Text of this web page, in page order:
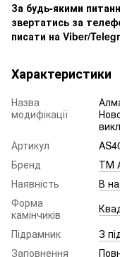
За будь-якими
звертатись за
писати на Viber/
Характеристики
Назва
модифікації
Артикул
Бренд
ТМ
Наявність
В
Форма
камінчиків
Підрамник
З
Заповнення